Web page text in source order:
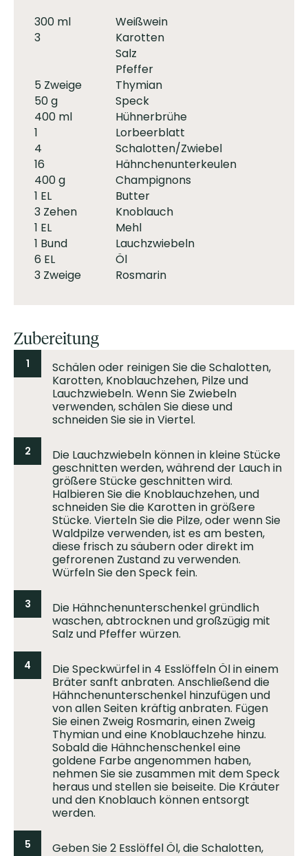
300 ml
Weißwein
3
Karotten
Salz
Pfeffer
5 Zweige
Thymian
50 g
Speck
400 ml
Hühnerbrühe
1
Lorbeerblatt
4
Schalotten/Zwiebel
16
Hähnchenunterkeulen
400 g
Champignons
1 EL
Butter
3 Zehen
Knoblauch
1 EL
Mehl
1 Bund
Lauchzwiebeln
6 EL
Öl
3 Zweige
Rosmarin
Zubereitung
1
Schälen oder reinigen Sie die Schalotten,
Karotten, Knoblauchzehen, Pilze und
Lauchzwiebeln. Wenn Sie Zwiebeln
verwenden, schälen Sie diese und
schneiden Sie sie in Viertel.
2
Die Lauchzwiebeln können in kleine Stücke
geschnitten werden, während der Lauch in
größere Stücke geschnitten wird.
Halbieren Sie die Knoblauchzehen, und
schneiden Sie die Karotten in größere
Stücke. Vierteln Sie die Pilze, oder wenn Sie
Waldpilze verwenden, ist es am besten,
diese frisch zu säubern oder direkt im
gefrorenen Zustand zu verwenden.
Würfeln Sie den Speck fein.
3
Die Hähnchenunterschenkel gründlich
waschen, abtrocknen und großzügig mit
Salz und Pfeffer würzen.
4
Die Speckwürfel in 4 Esslöffeln Öl in einem
Bräter sanft anbraten. Anschließend die
Hähnchenunterschenkel hinzufügen und
von allen Seiten kräftig anbraten. Fügen
Sie einen Zweig Rosmarin, einen Zweig
Thymian und eine Knoblauchzehe hinzu.
Sobald die Hähnchenschenkel eine
goldene Farbe angenommen haben,
nehmen Sie sie zusammen mit dem Speck
heraus und stellen sie beiseite. Die Kräuter
und den Knoblauch können entsorgt
werden.
5
Geben Sie 2 Esslöffel Öl, die Schalotten,